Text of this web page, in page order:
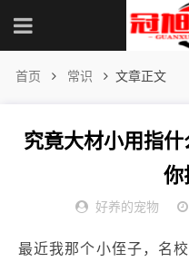
首页 常识 文章正文
究竟大材小用指
你
好养的宠物
最近我那个小侄子，名